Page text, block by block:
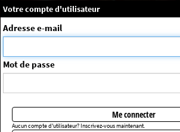
Message système
La séance choisie n'a pas été trouvée
Votre compte d'utilisateur
Adresse e-mail
Mot de passe
Me connecter
Aucun compte d'utilisateur? Inscrivez-vous maintenant.